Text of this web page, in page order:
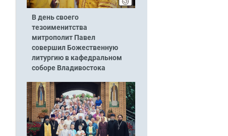
В день своего
тезоименитства
митрополит Павел
совершил Божественную
литургию в кафедральном
соборе Владивостока